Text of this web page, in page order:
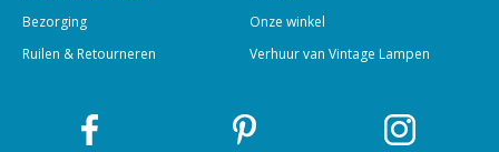
Bezorging
Ruilen & Retourneren
Onze winkel
Verhuur van Vintage Lampen